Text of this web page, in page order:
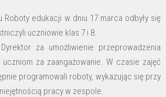
w
Szkole
Podstawowej
nr
2
edukacji w dniu 17 marca odbyły się
uczniowie klas 7 i 8.
za umożliwienie przeprowadzenia
za zaangażowanie. W czasie zajęć
programowali roboty, wykazując się przy
pracy w zespole.